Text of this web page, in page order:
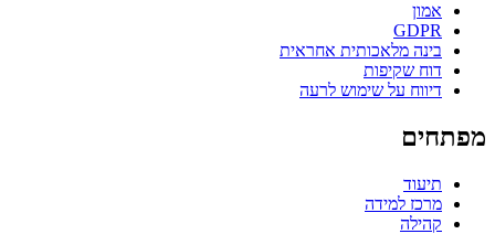
אמון
GDPR
בינה מלאכותית אחראית
דוח שקיפות
דיווח על שימוש לרעה
מפתחים
תיעוד
מרכז למידה
קהילה